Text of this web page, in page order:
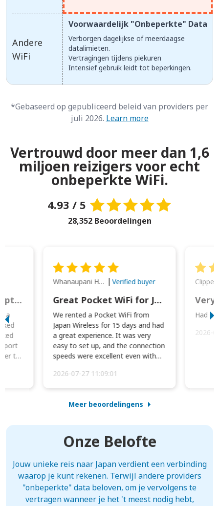
Andere
WiFi
Voorwaardelijk "Onbeperkte" Data
Verborgen dagelijkse of meerdaagse
datalimieten.
Vertragingen tijdens piekuren
Intensief gebruik leidt tot beperkingen.
*Gebaseerd op gepubliceerd beleid van providers per
juli 2026. Learn more
Vertrouwd door meer dan 1,6
miljoen reizigers voor echt
onbeperkte WiFi.
4.93 / 5
28,352 Beoordelingen
This was wonderful option to a family of four. Everything worked smoothly.
a
to
Whanaupani Henry Joseph Macown Verified buyer
Great Pocket WiFi for Japan Travel
We rented a Pocket WiFi from
Japan Wireless for 15 days and had
a great experience. It was very
easy to set up, and the connection
speeds were excellent even with
2026-07-27 11:09:01
Very
Had
2026-
Meer beoordelingens
Onze Belofte
Jouw unieke reis naar Japan verdient een verbinding
waarop je kunt rekenen. Terwijl andere providers
"onbeperkte" data beloven, om je vervolgens te
vertragen wanneer je het 't meest nodig hebt,